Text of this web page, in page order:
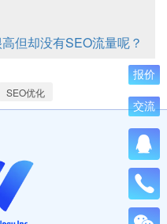
但却没有SEO流量呢？
SEO优化
报价
交流